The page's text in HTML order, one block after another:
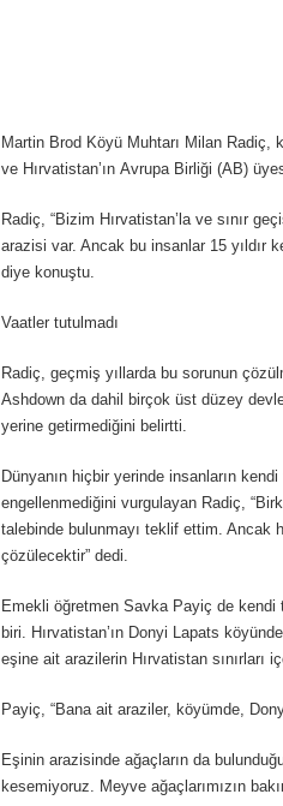
Martin Brod Köyü Muhtarı Milan Radiç,
ve Hırvatistan’ın Avrupa Birliği (AB)
Radiç, “Bizim Hırvatistan’la ve sınır
arazisi var. Ancak bu insanlar 15 yıldır
diye konuştu.
Vaatler tutulmadı
Radiç, geçmiş yıllarda bu sorunun
Ashdown da dahil birçok üst düzey
yerine getirmediğini belirtti.
Dünyanın hiçbir yerinde insanların
engellenmediğini vurgulayan Radiç,
talebinde bulunmayı teklif ettim. Ancak
çözülecektir” dedi.
Emekli öğretmen Savka Payiç de kendi
biri. Hırvatistan’ın Donyi Lapats
eşine ait arazilerin Hırvatistan sınırları
Payiç, “Bana ait araziler, köyümde,
Eşinin arazisinde ağaçların da
kesemiyoruz. Meyve ağaçlarımızın